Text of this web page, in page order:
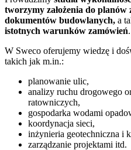
tworzymy założenia do
dokumentów budowlanych, a
istotnych warunków zamówień.
W Sweco oferujemy wiedzę i
takich jak m.in.:
planowanie ulic,
analizy ruchu drogowego
ratowniczych,
gospodarka wodami
koordynacja sieci,
inżynieria geotechniczna i
zarządzanie projektami itd.